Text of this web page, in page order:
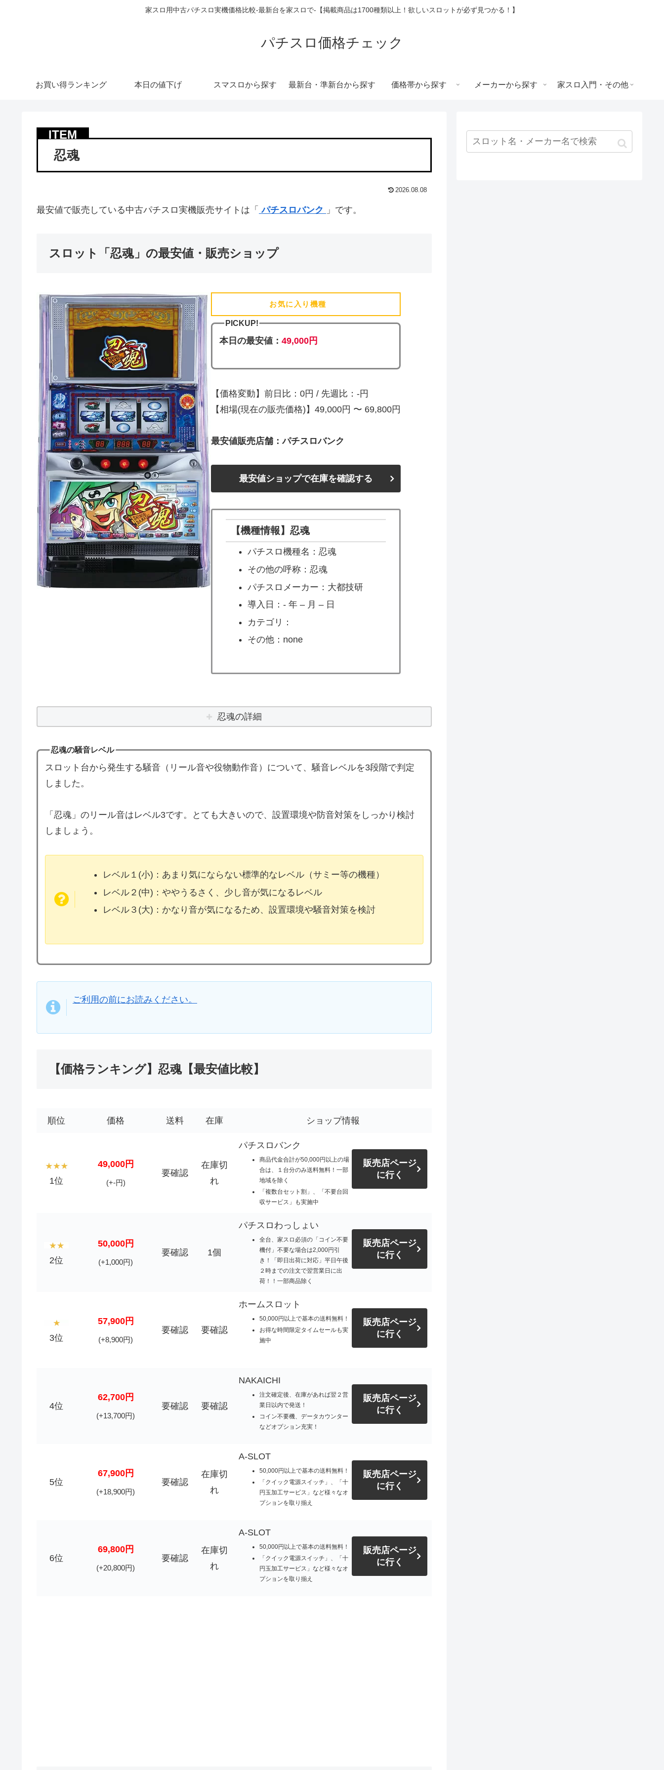
家スロ用中古パチスロ実機価格比較-最新台を家スロで-【掲載商品は1700種類以上！欲しいスロットが必ず見つかる！】
パチスロ価格チェック
お買い得ランキング 本日の値下げ スマスロから探す 最新台・準新台から探す 価格帯から探す メーカーから探す 家スロ入門・その他
忍魂
2026.08.08
最安値で販売している中古パチスロ実機販売サイトは「 パチスロバンク 」です。
スロット「忍魂」の最安値・販売ショップ
お気に入り機種
PICKUP!
本日の最安値：49,000円
【価格変動】前日比：0円 / 先週比：-円
【相場(現在の販売価格)】49,000円 〜 69,800円
最安値販売店舗：パチスロバンク
最安値ショップで在庫を確認する
【機種情報】忍魂
パチスロ機種名：忍魂
その他の呼称：忍魂
パチスロメーカー：大都技研
導入日：- 年 – 月 – 日
カテゴリ：
その他：none
忍魂の詳細
忍魂の騒音レベル
スロット台から発生する騒音（リール音や役物動作音）について、騒音レベルを3段階で判定
しました。
「忍魂」のリール音はレベル3です。とても大きいので、設置環境や防音対策をしっかり検討
しましょう。
レベル１(小)：あまり気にならない標準的なレベル（サミー等の機種）
レベル２(中)：ややうるさく、少し音が気になるレベル
レベル３(大)：かなり音が気になるため、設置環境や騒音対策を検討
ご利用の前にお読みください。
【価格ランキング】忍魂【最安値比較】
順位 価格 送料 在庫 ショップ情報
1位
49,000円
(+-円)
要確認
在庫切
れ
パチスロバンク
商品代金合計が50,000円以上の場
合は、１台分のみ送料無料！一部
地域を除く
「複数台セット割」、「不要台回
収サービス」も実施中
販売店ページ
に行く
2位
50,000円
(+1,000円)
要確認 1個
パチスロわっしょい
全台、家スロ必須の「コイン不要
機付」不要な場合は2,000円引
き！「即日出荷に対応」平日午後
２時までの注文で翌営業日に出
荷！！一部商品除く
販売店ページ
に行く
3位
57,900円
(+8,900円)
要確認 要確認
ホームスロット
50,000円以上で基本の送料無料！
お得な時間限定タイムセールも実
施中
販売店ページ
に行く
4位
62,700円
(+13,700円)
要確認 要確認
NAKAICHI
注文確定後、在庫があれば翌２営
業日以内で発送！
コイン不要機、データカウンター
などオプション充実！
販売店ページ
に行く
5位
67,900円
(+18,900円)
要確認
在庫切
れ
A-SLOT
50,000円以上で基本の送料無料！
「クイック電源スイッチ」、「十
円玉加工サービス」など様々なオ
プションを取り揃え
販売店ページ
に行く
6位
69,800円
(+20,800円)
要確認
在庫切
れ
A-SLOT
50,000円以上で基本の送料無料！
「クイック電源スイッチ」、「十
円玉加工サービス」など様々なオ
プションを取り揃え
販売店ページ
に行く